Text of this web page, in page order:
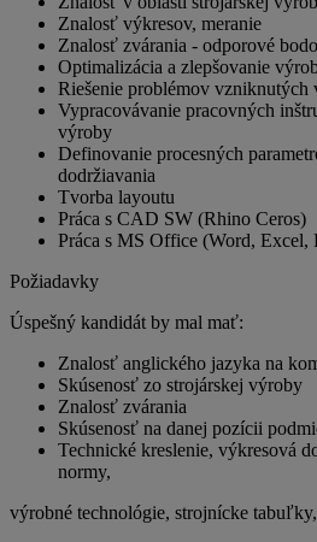
Znalosť výkresov, meranie
Znalosť zvárania - odporové
Optimalizácia a zlepšovanie
Riešenie problémov vzniknutých
Vypracovávanie pracovných
výroby
Definovanie procesných
dodržiavania
Tvorba layoutu
Práca s CAD SW (Rhino Ceros)
Práca s MS Office (Word, Excel,
Požiadavky
Úspešný kandidát by mal mať:
Znalosť anglického jazyka na
Skúsenosť zo strojárskej výroby
Znalosť zvárania
Skúsenosť na danej pozícii
Technické kreslenie, výkresová
normy,
výrobné technológie, strojnícke